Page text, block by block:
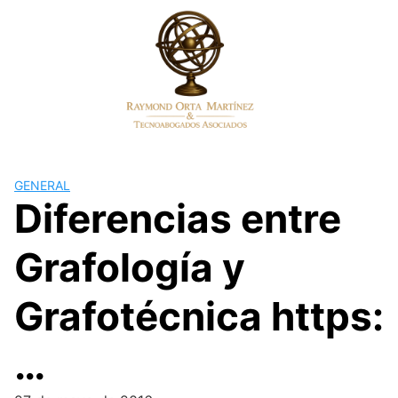
GENERAL
Diferencias entre
Grafología y
Grafotécnica https:
…